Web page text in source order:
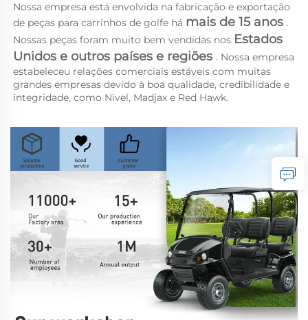
Nossa empresa está envolvida na fabricação e exportação
de peças para carrinhos de golfe há mais de 15 anos .
Nossas peças foram muito bem vendidas nos Estados
Unidos e outros países e regiões . Nossa empresa
estabeleceu relações comerciais estáveis com muitas
grandes empresas devido à boa qualidade, credibilidade e
integridade, como Nivel, Madjax e Red Hawk.